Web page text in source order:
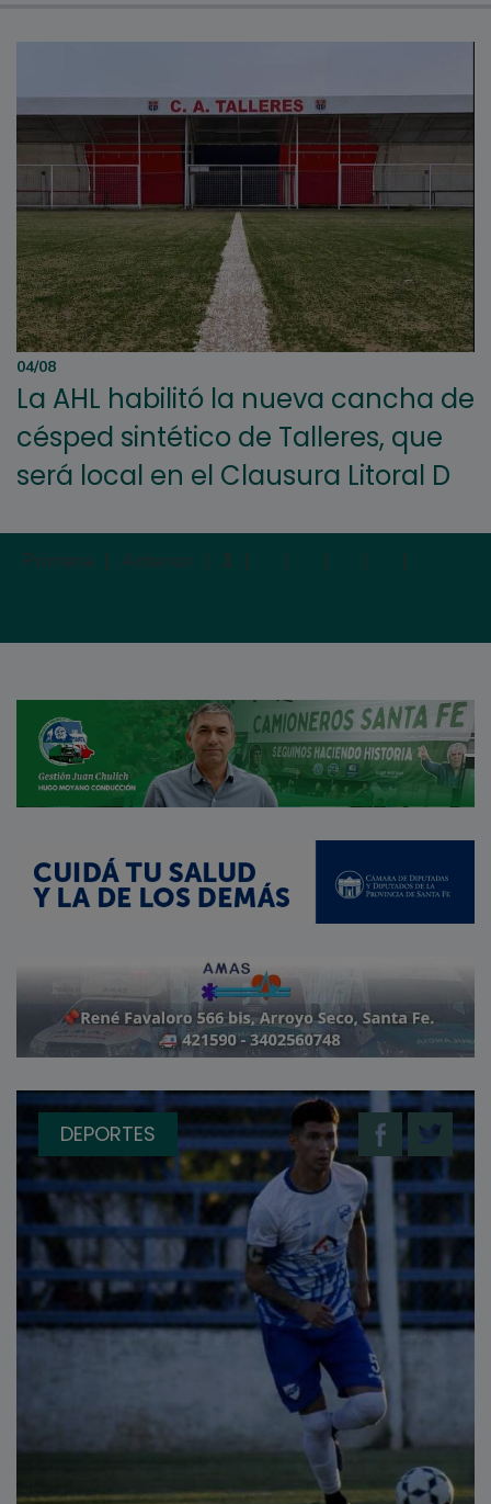
04/08
La AHL habilitó la nueva cancha de
césped sintético de Talleres, que
será local en el Clausura Litoral D
Primera | Anterior | 1 | | | | |
DEPORTES